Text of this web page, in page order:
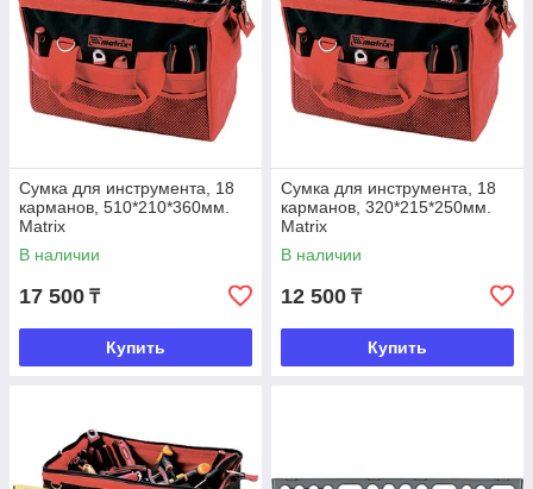
Сумка для инструмента, 18
карманов, 510*210*360мм.
Matrix
В наличии
17 500 ₸
Купить
Сумка для инструмента, 18
карманов, 320*215*250мм.
Matrix
В наличии
12 500 ₸
Купить